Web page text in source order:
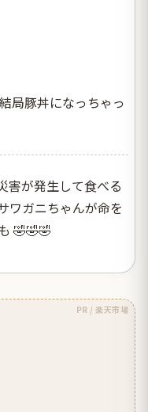
局豚丼になっちゃっ
害が発生して食べる
ワガニちゃんが命を
🤣🤣🤣
PR / 楽天市場